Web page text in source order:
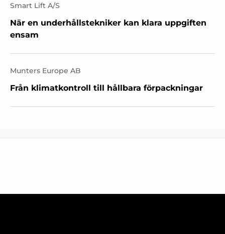
Smart Lift A/S
När en underhållstekniker kan klara uppgiften
ensam
Munters Europe AB
Från klimatkontroll till hållbara förpackningar